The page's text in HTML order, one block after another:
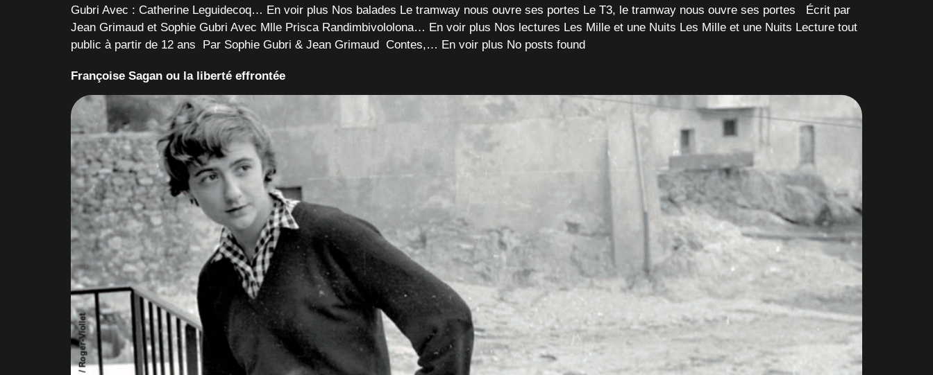
Gubri Avec : Catherine Leguidecoq… En voir plus Nos balades Le tramway nous ouvre ses portes Le T3, le tramway nous ouvre ses portes Écrit par
Jean Grimaud et Sophie Gubri Avec Mlle Prisca Randimbivololona… En voir plus Nos lectures Les Mille et une Nuits Les Mille et une Nuits Lecture tout
public à partir de 12 ans Par Sophie Gubri & Jean Grimaud Contes,… En voir plus No posts found
Françoise Sagan ou la liberté effrontée